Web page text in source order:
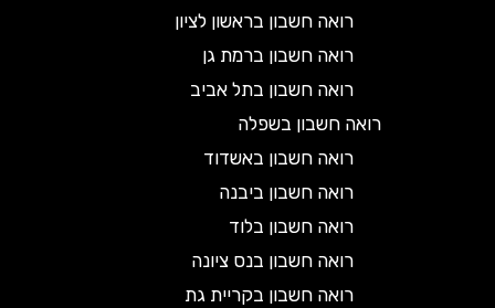
רואה חשבון בראשון לציון
רואה חשבון ברמת גן
רואה חשבון בתל אביב
רואה חשבון בשפלה
רואה חשבון באשדוד
רואה חשבון ביבנה
רואה חשבון בלוד
רואה חשבון בנס ציונה
רואה חשבון בקריית גת